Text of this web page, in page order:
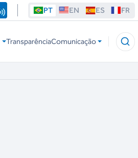
PT EN ES FR
TransparênciaComunicação